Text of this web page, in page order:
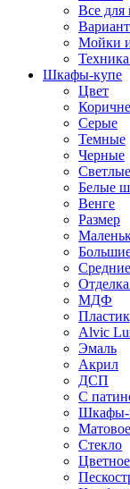
Все для
Мойки
Шкафы-купе
Цвет
Серые
Темные
Черные
Светлые
Белые
Венге
Размер
Средние
МДФ
Пластик
Alvic
Эмаль
Акрил
ДСП
С
Шкафы-
Стекло